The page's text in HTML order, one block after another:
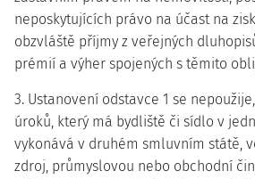
neposkytujících právo na účast na
obzvláště příjmy z veřejných
prémií a výher spojených s těmito
3. Ustanovení odstavce 1 se
úroků, který má bydliště či sídlo v
vykonává v druhém smluvním státě,
zdroj, průmyslovou nebo obchodní